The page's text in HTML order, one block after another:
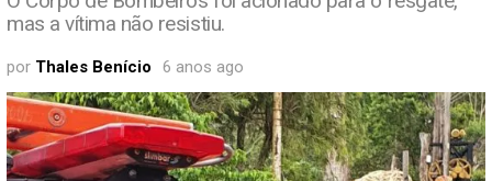
mas a vítima não resistiu.
por Thales Benício 6 anos ago